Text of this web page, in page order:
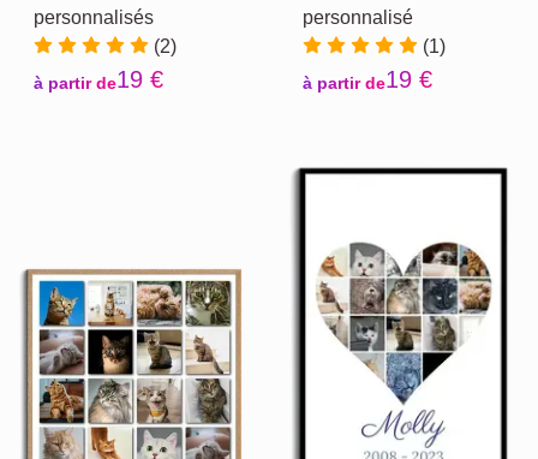
personnalisés
(2)
à partir de19 €
personnalisé
(1)
à partir de19 €